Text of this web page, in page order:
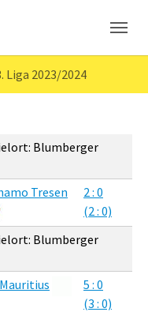
Liga 2023/2024
Blumberger
Tresen
2 : 0
(2 : 0)
Blumberger
5 : 0
(3 : 0)